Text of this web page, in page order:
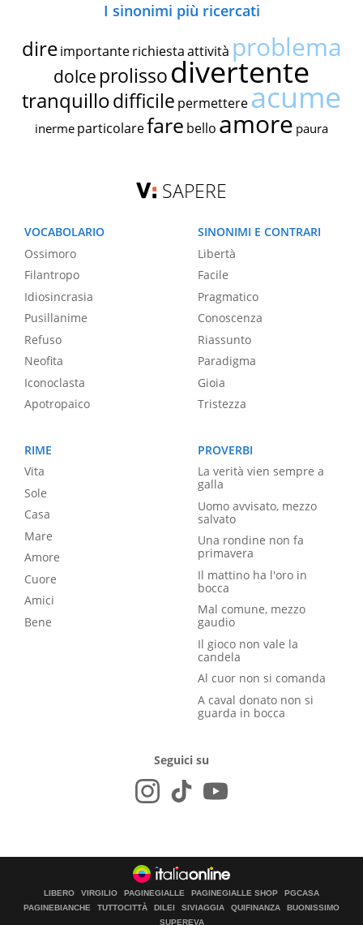
I sinonimi più ricercati
dire importante richiestaattività problema
dolce prolissodivertente
tranquillodifficile permettereacume
inerme particolarefare bello amore paura
SAPERE
VOCABOLARIO
Ossimoro
Filantropo
Idiosincrasia
Pusillanime
Refuso
Neofita
Iconoclasta
Apotropaico
SINONIMI E CONTRARI
Libertà
Facile
Pragmatico
Conoscenza
Riassunto
Paradigma
Gioia
Tristezza
RIME
Vita
Sole
Casa
Mare
Amore
Cuore
Amici
Bene
PROVERBI
La verità vien sempre a
galla
Uomo avvisato, mezzo
salvato
Una rondine non fa
primavera
Il mattino ha l'oro in
bocca
Mal comune, mezzo
gaudio
Il gioco non vale la
candela
Al cuor non si comanda
A caval donato non si
guarda in bocca
Seguici su
LIBERO VIRGILIO PAGINEGIALLE PAGINEGIALLE SHOP
PGCASA
PAGINEBIANCHE
TUTTOCITTÀ DILEI SIVIAGGIA QUIFINANZA
BUONISSIMO
SUPEREVA